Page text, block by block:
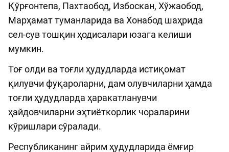
Қўрғонтепа, Пахтаобод, Избоскан, Хўжаобод,
Марҳамат туманларида ва Хонабод шаҳрида
сел-сув тошқин ҳодисалари юзага келиши
мумкин.
Тоғ олди ва тоғли ҳудудларда истиқомат
қилувчи фуқароларни, дам олувчиларни ҳамда
тоғли ҳудудларда ҳаракатланувчи
ҳайдовчиларни эҳтиёткорлик чораларини
кўришлари сўралади.
Республиканинг айрим ҳудудларида ёмғир